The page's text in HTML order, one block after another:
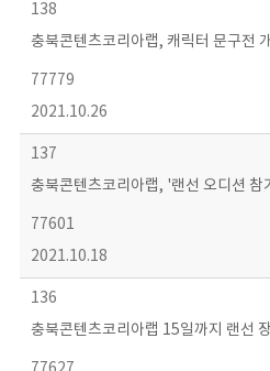
138
충북콘텐츠코리아랩, 캐릭터 문구전
77779
2021.10.26
137
충북콘텐츠코리아랩, '랜선 오디션 참
77601
2021.10.18
136
충북콘텐츠코리아랩 15일까지 랜선